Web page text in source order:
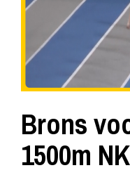
Brons
1500m